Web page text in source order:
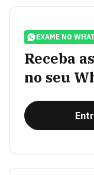
EXAME NO
Receba
no seu